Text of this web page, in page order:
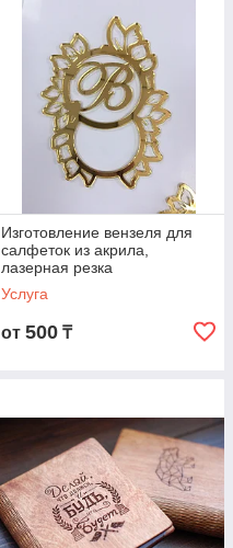
Изготовление вензеля для
салфеток из акрила,
лазерная резка
Услуга
от 500 ₸